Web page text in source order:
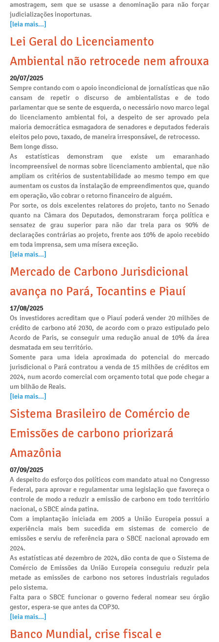
amostragem, sem que se usasse a denominação para não forçar
judicializações inoportunas.
[leia mais...]
Lei Geral do Licenciamento
Ambiental não retrocede nem afrouxa
20/07/2025
Sempre contando com o apoio incondicional de jornalísticas que não
cansam de repetir o discurso de ambientalistas e de todo
parlamentar que se sente de esquerda, o necessário novo marco legal
do licenciamento ambiental foi, a despeito de ser aprovado pela
maioria democrática esmagadora de senadores e deputados federais
eleitos pelo povo, taxado, de maneira irresponsável, de retrocesso.
Bem longe disso.
As estatísticas demonstram que existe um emaranhado
incompreensível de normas sobre licenciamento ambiental, que não
ampliam os critérios de sustentabilidade ao mesmo tempo em que
aumentam os custos da instalação de empreendimentos que, quando
em operação, vão cobrar o retorno financeiro de alguém.
Por sorte, os dois excelentes relatores do projeto, tanto no Senado
quanto na Câmara dos Deputados, demonstraram força política e
sensatez de grau superior para não dar trela para os 90% de
declarações contrárias ao projeto, frente aos 10% de apoio recebido
em toda imprensa, sem uma mísera exceção.
[leia mais...]
Mercado de Carbono Jurisdicional
avança no Pará, Tocantins e Piauí
17/08/2025
Os investidores acreditam que o Piauí poderá vender 20 milhões de
crédito de carbono até 2030, de acordo com o prazo estipulado pelo
Acordo de Paris, se conseguir uma redução anual de 10% da área
desmatada em seu território.
Somente para uma ideia aproximada do potencial do mercado
jurisdicional o Pará contratou a venda de 15 milhões de créditos em
2024, num acordo comercial com orçamento total que pode chegar a
um bilhão de Reais.
[leia mais...]
Sistema Brasileiro de Comércio de
Emissões de carbono priorizará
Amazônia
07/09/2025
A despeito do esforço dos políticos com mandato atual no Congresso
Federal, para aprovar e regulamentar uma legislação que favoreça o
controle de modo a reduzir a emissão de carbono em todo território
nacional, o SBCE ainda patina.
Com a implantação iniciada em 2005 a União Europeia possui a
experiência mais bem sucedida em sistemas de comercio de
emissões e serviu de referência para o SBCE nacional aprovado em
2024.
As estatísticas até dezembro de 2024, dão conta de que o Sistema de
Comércio de Emissões da União Europeia conseguiu reduzir pela
metade as emissões de carbono nos setores industriais regulados
pelo sistema.
Falta para o SBCE funcionar o governo federal nomear seu órgão
gestor, espera-se que antes da COP30.
[leia mais...]
Banco Mundial, crise fiscal e